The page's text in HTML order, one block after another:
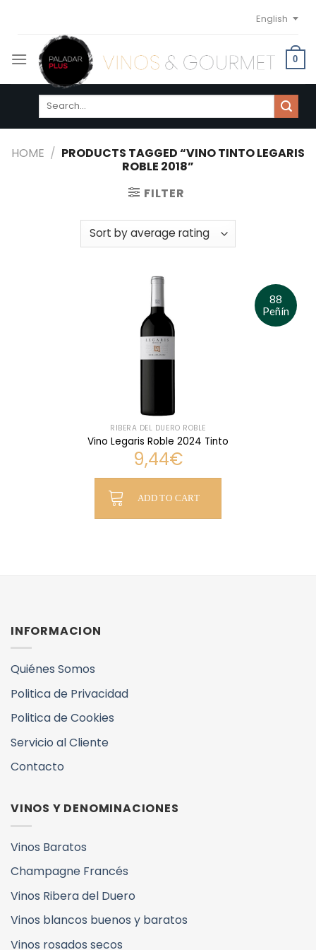
content
English
0
Search
HOME / PRODUCTS TAGGED “VINO TINTO LEGARIS
ROBLE 2018”
FILTER
88
Peñín
RIBERA DEL DUERO ROBLE
Vino Legaris Roble 2024 Tinto
9,44€
ADD TO CART
INFORMACION
Quiénes Somos
Politica de Privacidad
Politica de Cookies
Servicio al Cliente
Contacto
VINOS Y DENOMINACIONES
Vinos Baratos
Champagne Francés
Vinos Ribera del Duero
Vinos blancos buenos y baratos
Vinos rosados secos